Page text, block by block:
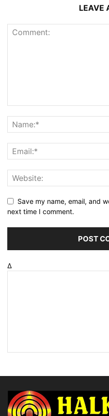
LEAVE
Save my name, email, and
next time I comment.
Δ